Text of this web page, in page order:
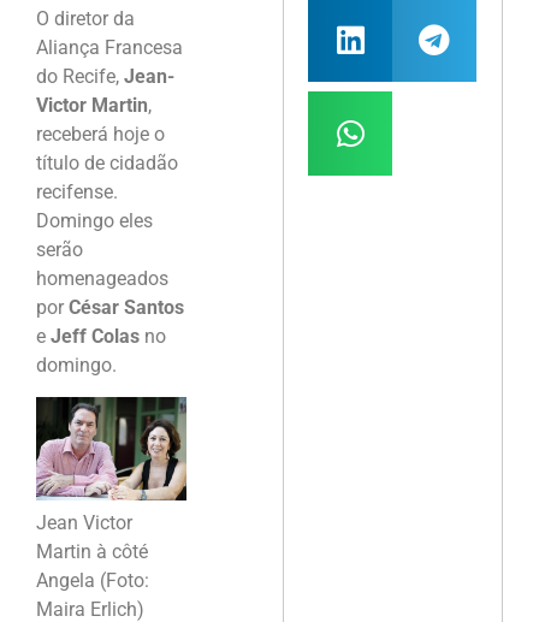
O diretor da
Aliança Francesa
do Recife, Jean-
Victor Martin,
receberá hoje o
título de cidadão
recifense.
Domingo eles
serão
homenageados
por César Santos
e Jeff Colas no
domingo.
Jean Victor
Martin à côté
Angela (Foto:
Maira Erlich)